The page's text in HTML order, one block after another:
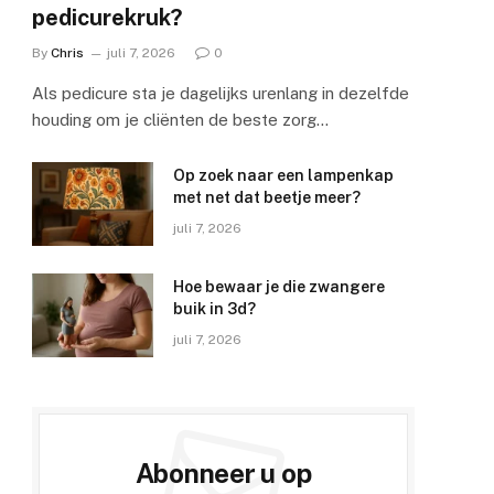
pedicurekruk?
By Chris juli 7, 2026 0
Als pedicure sta je dagelijks urenlang in dezelfde
houding om je cliënten de beste zorg…
Op zoek naar een lampenkap
met net dat beetje meer?
juli 7, 2026
Hoe bewaar je die zwangere
buik in 3d?
juli 7, 2026
Abonneer u op